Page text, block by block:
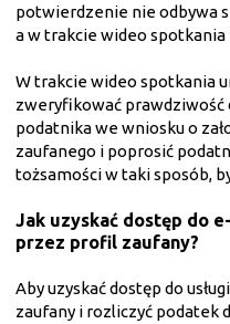
potwierdzenie nie odbywa
a w trakcie wideo spotkania
W trakcie wideo spotkania
zweryfikować prawdziwość
podatnika we wniosku o
zaufanego i poprosić
tożsamości w taki sposób,
Jak uzyskać dostęp do
przez profil zaufany?
Aby uzyskać dostęp do
zaufany i rozliczyć podatek